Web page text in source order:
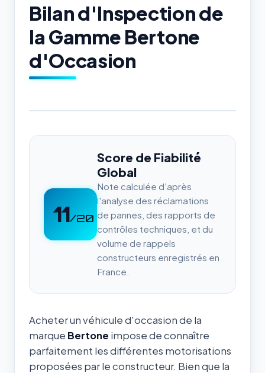
Bilan d'Inspection de
la Gamme Bertone
d'Occasion
11/20
Score de Fiabilité
Global
Note calculée d'après
l'analyse des réclamations
de pannes, des rapports de
contrôles techniques, et du
volume de rappels
constructeurs enregistrés en
France.
Acheter un véhicule d'occasion de la
marque Bertone impose de connaître
parfaitement les différentes motorisations
proposées par le constructeur. Bien que la